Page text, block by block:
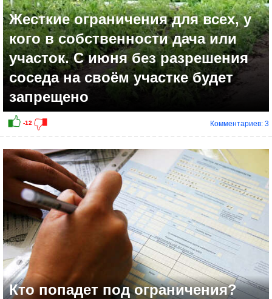
Жесткие ограничения для всех, у
кого в собственности дача или
участок. С июня без разрешения
соседа на своём участке будет
запрещено
Комментариев: 3
Кто попадет под ограничения?